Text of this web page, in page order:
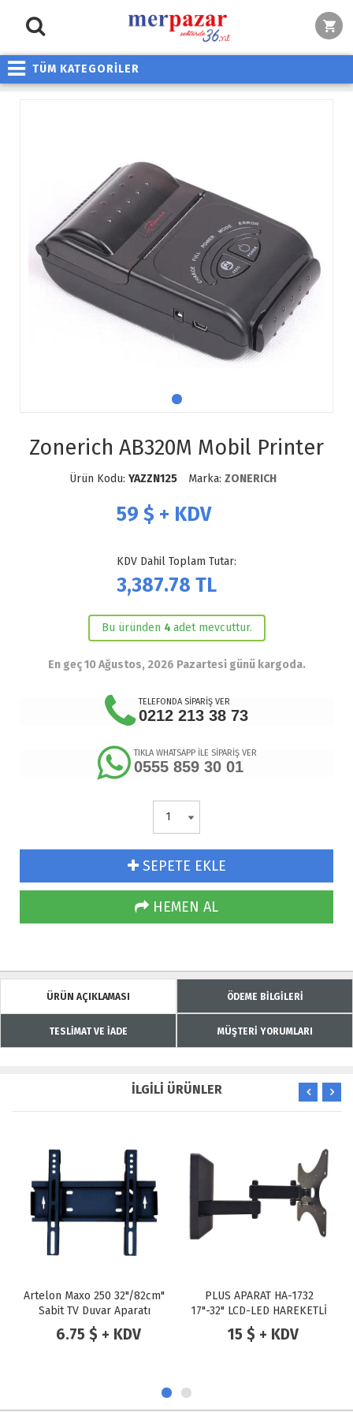
TÜM KATEGORİLER
Zonerich AB320M Mobil Printer
Ürün Kodu: YAZZN125 Marka: ZONERICH
59 $ + KDV
KDV Dahil Toplam Tutar:
3,387.78 TL
Bu üründen 4 adet mevcuttur.
En geç 10 Ağustos, 2026 Pazartesi günü kargoda.
TELEFONDA SİPARİŞ VER
0212 213 38 73
TIKLA WHATSAPP İLE SİPARİŞ VER
0555 859 30 01
SEPETE EKLE
HEMEN AL
ÜRÜN AÇIKLAMASI ÖDEME BİLGİLERİ
TESLİMAT VE İADE MÜŞTERİ YORUMLARI
İLGİLİ ÜRÜNLER
82cm"
PLUS APARAT HA-1732
17"-32" LCD-LED HAREKETLİ
ASKI
15 $ + KDV
Digitus DA-90303-1 8-
Monitör Askı Aparatı
8 $ + KDV